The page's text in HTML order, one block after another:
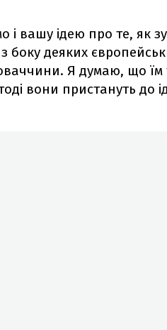
і вашу ідею про те, як
боку деяких
Я думаю, що їм
вони пристануть до